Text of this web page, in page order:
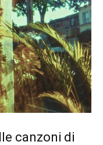
canzoni di